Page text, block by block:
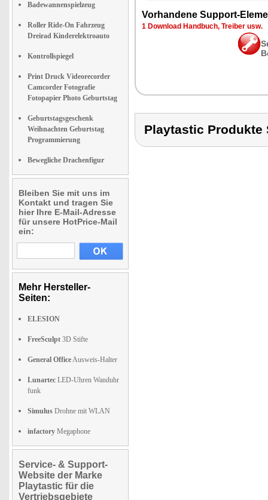
Badewannenspielzeug
Roller Ride-On Fahrzeug
Dreirad Kinderelektroauto
Kontrollspiegel
Print Druck Videorecorder
Camcorder Fotografie
Fotopapier Photo Geburtstag
Geburtstagsgeschenk
Weihnachten Geburtstag
Programmierung
Bewegliche Drachenfigur
Bleiben Sie mit uns im
Kontakt und tragen Sie
hier Ihre E-Mail-Adresse
für unsere HotPrice-Mail
ein:
Mehr Hersteller-
Seiten:
ELESION
FreeSculpt 3D Stifte
General OfficeAusweis-Halter
Lunartec LED-Uhren Wanduhr
funk
Simulus Drohne mit WLAN
infactory Megaphone
Service- & Support-
Website der Marke
Playtastic für die
Vertriebsgebiete
Vorhandene Support-
1 Download Handbuch, Treiber usw.
Playtastic Produkte